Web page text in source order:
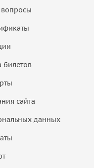
вопросы
билетов
сайта
данных